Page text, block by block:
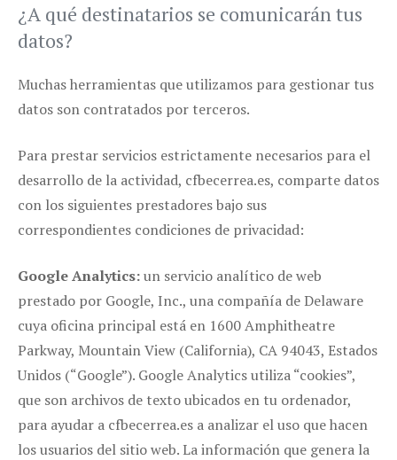
¿A qué destinatarios se comunicarán tus
datos?
Muchas herramientas que utilizamos para gestionar tus
datos son contratados por terceros.
Para prestar servicios estrictamente necesarios para el
desarrollo de la actividad, cfbecerrea.es, comparte datos
con los siguientes prestadores bajo sus
correspondientes condiciones de privacidad:
Google Analytics:un servicio analítico de web
prestado por Google, Inc., una compañía de Delaware
cuya oficina principal está en 1600 Amphitheatre
Parkway, Mountain View (California), CA 94043, Estados
Unidos (“Google”). Google Analytics utiliza “cookies”,
que son archivos de texto ubicados en tu ordenador,
para ayudar a cfbecerrea.es a analizar el uso que hacen
los usuarios del sitio web. La información que genera la